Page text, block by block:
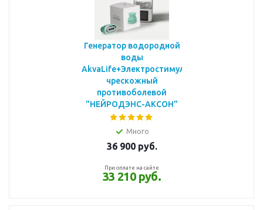
Генератор водородной
воды
AkvaLife+Электростимулятор
чрескожный
противоболевой
"НЕЙРОДЭНС-АКСОН"
Много
36 900руб.
При оплате на сайте
33 210 руб.